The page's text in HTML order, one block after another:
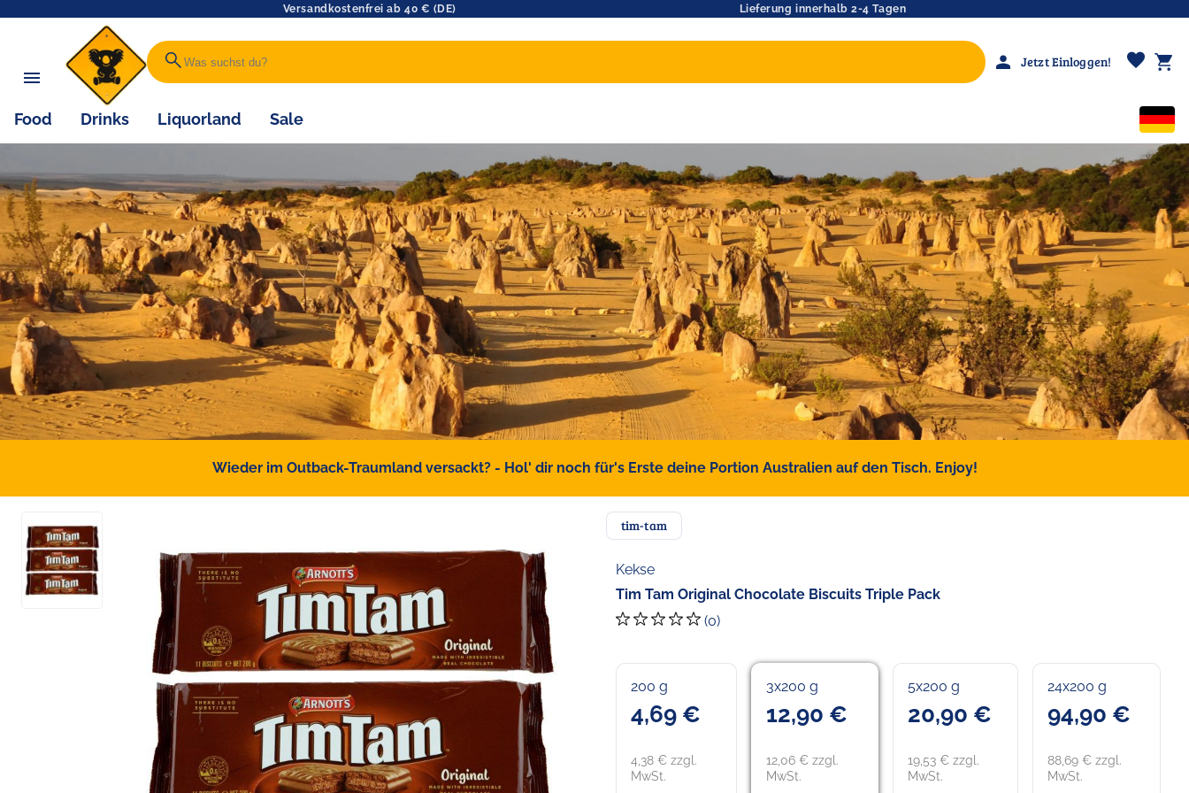
Versandkostenfrei ab 40 € (DE) Lieferung innerhalb 2-4 Tagen
search person Jetzt Einloggen! favorite shopping_cart
Food Drinks Liquorland Sale
Wieder im Outback-Traumland versackt? - Hol' dir noch für's Erste deine Portion Australien auf den Tisch. Enjoy!
tim-tam
Kekse
Tim Tam Original Chocolate Biscuits Triple Pack
(0)
200 g
4,69 €
4,38 € zzgl.
MwSt.
3x200 g
12,90 €
12,06 € zzgl.
MwSt.
5x200 g
20,90 €
19,53 € zzgl.
MwSt.
24x200 g
94,90 €
88,69 € zzgl.
MwSt.